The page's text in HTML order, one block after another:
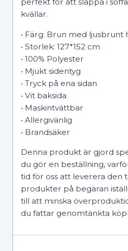
perfekt för att slappa i
kvällar.
• Färg: Brun med ljusbrunt
• Storlek: 127*152 cm
• 100% Polyester
• Mjukt sidentyg
• Tryck på ena sidan
• Vit baksida
• Maskintvättbar
• Allergivänlig
• Brandsäker
Denna produkt är gjord
du gör en beställning,
tid för oss att leverera den
produkter på begäran
till att minska
du fattar genomtänkta